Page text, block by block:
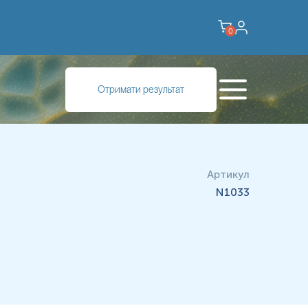
0
Отримати результат
і дослідження операційного матеріалу: Біопсія - це
- це морфологічне дослідження тканин, органів,
Артикул
N1033